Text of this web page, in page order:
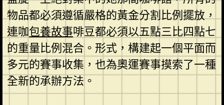
物品都必須遵循嚴格的黃金分割比例擺放，
連咖包養故事啡豆都必須以五點三比四點七
的重量比例混合。形式，構建起一個平面而
多元的賽事收集，也為奧運賽事摸索了一種
全新的承辦方法。